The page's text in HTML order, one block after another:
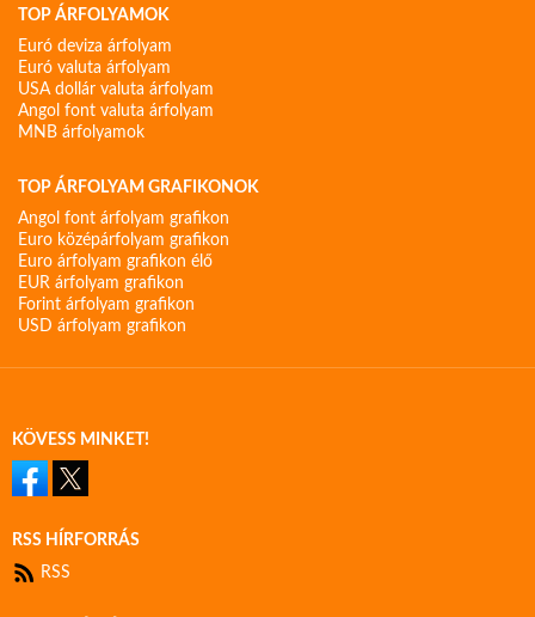
TOP ÁRFOLYAMOK
Euró deviza árfolyam
Euró valuta árfolyam
USA dollár valuta árfolyam
Angol font valuta árfolyam
MNB árfolyamok
TOP ÁRFOLYAM GRAFIKONOK
Angol font árfolyam grafikon
Euro középárfolyam grafikon
Euro árfolyam grafikon élő
EUR árfolyam grafikon
Forint árfolyam grafikon
USD árfolyam grafikon
KÖVESS MINKET!
RSS HÍRFORRÁS
RSS